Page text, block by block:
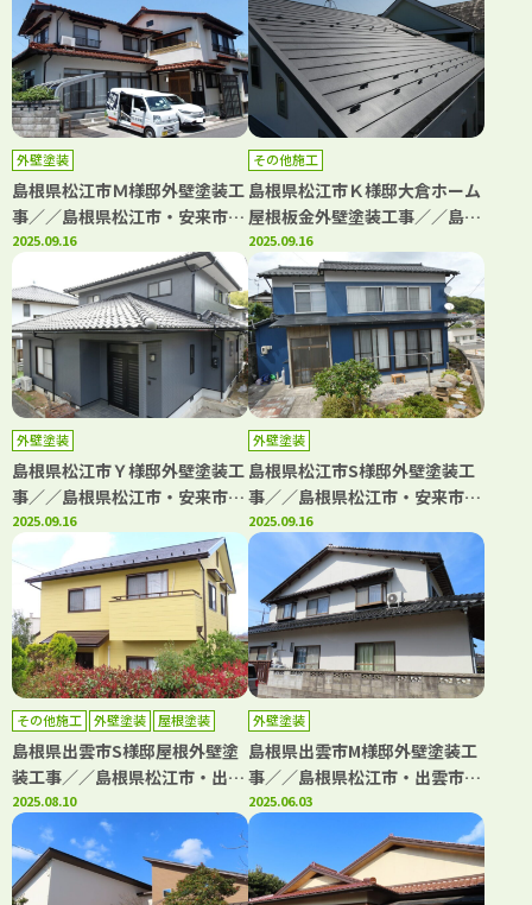
「きじま塗装」
ま塗装」
外壁塗装
島根県松江市Ｍ様邸外壁塗装工
事／／島根県松江市・安来市・
出雲市・大田市・雲南市 鳥取
県米子市・境港市の「きじま塗
装」
2025.09.16
その他施工
島根県松江市Ｋ様邸大倉ホーム
屋根板金外壁塗装工事／／島根
県松江市・安来市・出雲市・大
田市・雲南市 鳥取県米子市・
境港市の「きじま塗装」
2025.09.16
外壁塗装
島根県松江市Ｙ様邸外壁塗装工
事／／島根県松江市・安来市・
出雲市・大田市・雲南市 鳥取
県米子市・境港市の「きじま塗
装」
2025.09.16
外壁塗装
島根県松江市S様邸外壁塗装工
事／／島根県松江市・安来市・
出雲市・大田市・雲南市 鳥取
県米子市・境港市の「きじま塗
2025.09.16
その他施工 外壁塗装 屋根塗装
島根県出雲市S様邸屋根外壁塗
装工事／／島根県松江市・出雲
市・大田市・雲南市・鳥取県米
子市・境港市の「きじま塗装」
2025.08.10
外壁塗装
島根県出雲市M様邸外壁塗装工
事／／島根県松江市・出雲市・
大田市・雲南市・鳥取県米子
市・境港市の「きじま塗装」
2025.06.03